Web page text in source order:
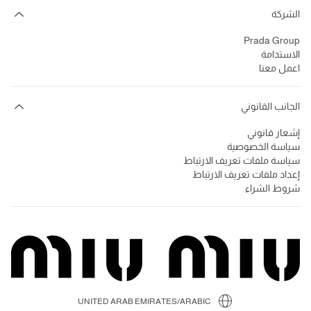
الشركة
Prada Group
الاستدامة
اعمل معنا
الجانب القانوني
إشعار قانوني
سياسة الخصوصية
سياسة ملفات تعريف الارتباط
إعداد ملفات تعريف الارتباط
شروط الشراء
UNITED ARAB EMIRATES/ARABIC